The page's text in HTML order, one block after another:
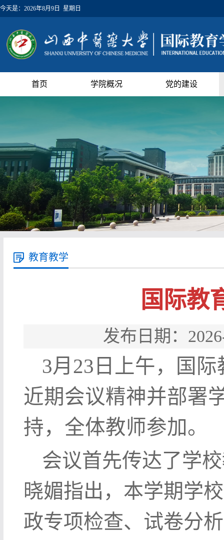
今天是： 2026年8月9日 星期日
首页 学院概况 党的建设
教育教学
国际教
发布日期：
3月23日上午，国
近期会议精神并部署
持，全体教师参加。
会议首先传达了学
晓媚指出，本学期学
政专项检查、试卷分